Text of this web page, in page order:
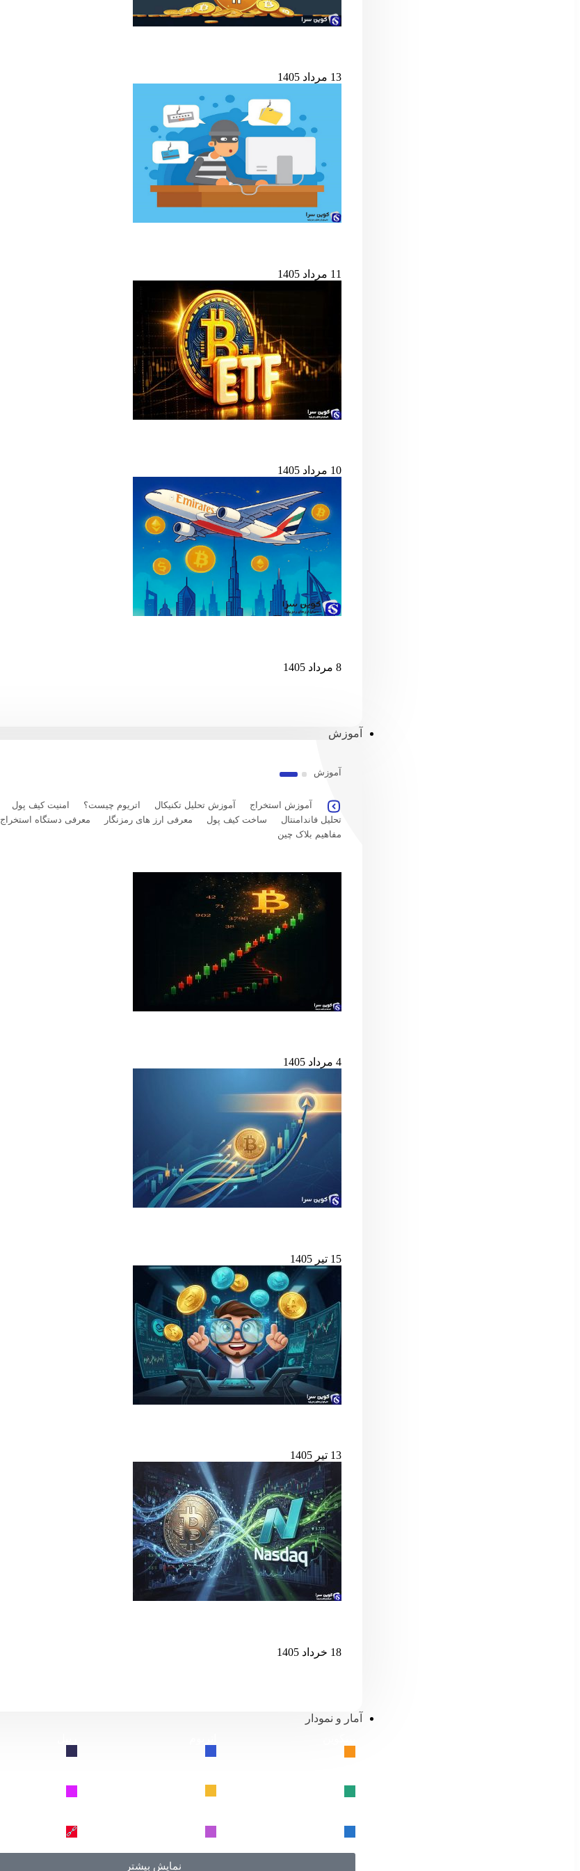
13 مرداد 1405
11 مرداد 1405
10 مرداد 1405
8 مرداد 1405
آموزش
آموزش
آموزش استخراج آموزش تحلیل تکنیکال اتریوم چیست؟ امنیت کیف پول
تحلیل فاندامنتال
ساخت کیف پول معرفی ارز های رمزنگار معرفی دستگاه استخراج
مفاهیم بلاک چین
4 مرداد 1405
15 تیر 1405
13 تیر 1405
18 خرداد 1405
آمار و نمودار
🔗
نمایش بیشتر